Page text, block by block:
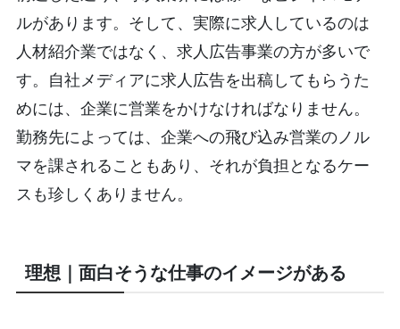
ルがあります。そして、実際に求人しているのは
人材紹介業ではなく、求人広告事業の方が多いで
す。自社メディアに求人広告を出稿してもらうた
めには、企業に営業をかけなければなりません。
勤務先によっては、企業への飛び込み営業のノル
マを課されることもあり、それが負担となるケー
スも珍しくありません。
理想｜面白そうな仕事のイメージがある